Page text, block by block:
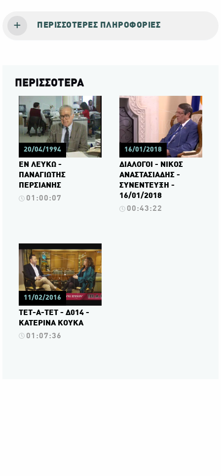
ΠΕΡΙΣΣΌΤΕΡΕΣ ΠΛΗΡΟΦΟΡΊΕΣ
ΠΕΡΙΣΣΟΤΕΡΑ
20/04/1994
ΕΝ ΛΕΥΚΩ -
ΠΑΝΑΓΙΩΤΗΣ
ΠΕΡΣΙΑΝΗΣ
01:00:07
16/01/2018
ΔΙΑΛΟΓΟΙ - ΝΙΚΟΣ
ΑΝΑΣΤΑΣΙΑΔΗΣ -
ΣΥΝΕΝΤΕΥΞΗ -
16/01/2018
00:43:22
11/02/2016
ΤΕΤ-Α-ΤΕΤ - Δ014 -
ΚΑΤΕΡΙΝΑ ΚΟΥΚΑ
01:07:36